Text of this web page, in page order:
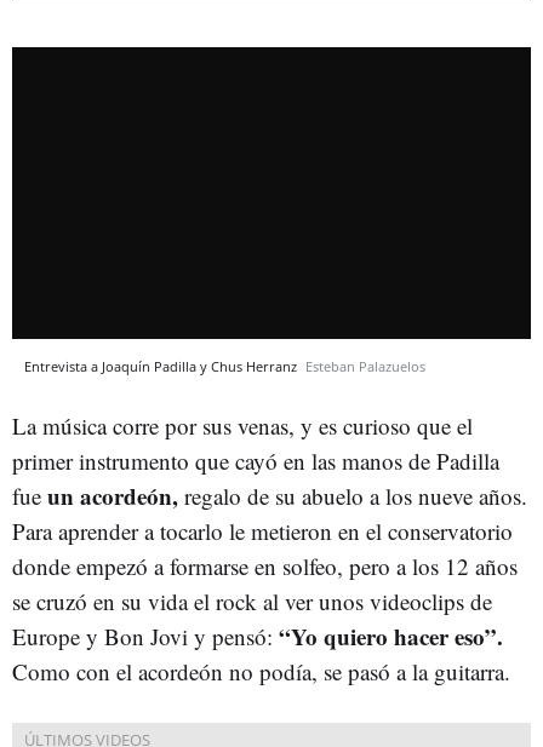
Entrevista a Joaquín Padilla y Chus Herranz Esteban Palazuelos
La música corre por sus venas, y es curioso que el
primer instrumento que cayó en las manos de Padilla
fue un acordeón, regalo de su abuelo a los nueve años.
Para aprender a tocarlo le metieron en el conservatorio
donde empezó a formarse en solfeo, pero a los 12 años
se cruzó en su vida el rock al ver unos videoclips de
Europe y Bon Jovi y pensó: “Yo quiero hacer eso”.
Como con el acordeón no podía, se pasó a la guitarra.